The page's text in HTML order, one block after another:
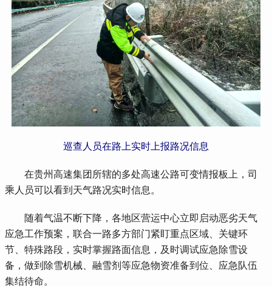
巡查人员在路上实时上报路况信息
在贵州高速集团所辖的多处高速公路可变情报板上，司
乘人员可以看到天气路况实时信息。
随着气温不断下降，各地区营运中心立即启动恶劣天气
应急工作预案，联合一路多方部门紧盯重点区域、关键环
节、特殊路段，实时掌握路面信息，及时调试应急除雪设
备，做到除雪机械、融雪剂等应急物资准备到位、应急队伍
集结待命。